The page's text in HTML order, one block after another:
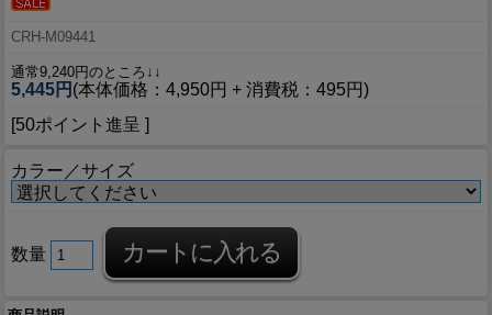
CRH-M09441
通常9,240円のところ↓↓
5,445円 (本体価格：4,950円 + 消費税：495円)
[50ポイント進呈 ]
カラー／サイズ
数量